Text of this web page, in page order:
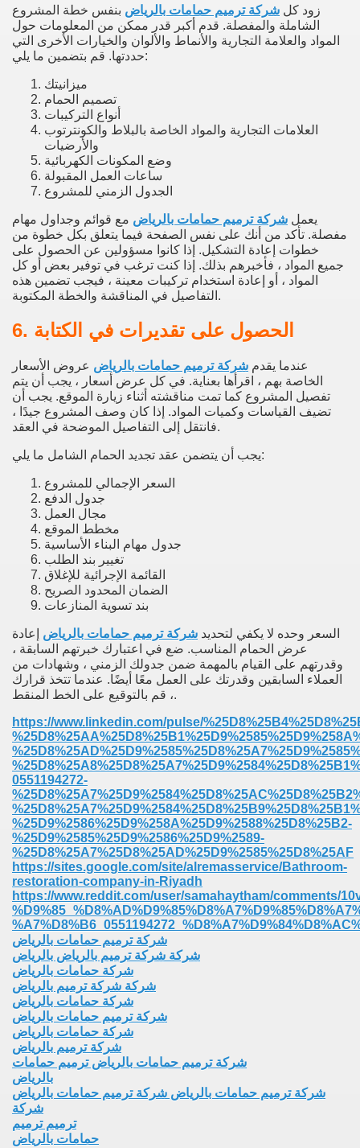
زود كل شركة ترميم حمامات بالرياض بنفس خطة المشروع
الشاملة والمفصلة. قدم أكبر قدر ممكن من المعلومات حول
المواد والعلامة التجارية والأنماط والألوان والخيارات الأخرى التي
حددتها. قم بتضمين ما يلي:
ميزانيتك
تصميم الحمام
أنواع التركيبات
العلامات التجارية والمواد الخاصة بالبلاط والكونترتوب
والأرضيات
وضع المكونات الكهربائية
ساعات العمل المقبولة
الجدول الزمني للمشروع
يعمل شركة ترميم حمامات بالرياض مع قوائم وجداول مهام
مفصلة. تأكد من أنك على نفس الصفحة فيما يتعلق بكل خطوة من
خطوات إعادة التشكيل. إذا كانوا مسؤولين عن الحصول على
جميع المواد ، فأخبرهم بذلك. إذا كنت ترغب في توفير بعض أو كل
المواد ، أو إعادة استخدام تركيبات معينة ، فيجب تضمين هذه
التفاصيل في المناقشة والخطة المكتوبة.
6. الحصول على تقديرات في الكتابة
عندما يقدم شركة ترميم حمامات بالرياض عروض الأسعار
الخاصة بهم ، اقرأها بعناية. في كل عرض أسعار ، يجب أن يتم
تفصيل المشروع كما تمت مناقشته أثناء زيارة الموقع. يجب أن
تضيف القياسات وكميات المواد. إذا كان وصف المشروع جيدًا ،
فانتقل إلى التفاصيل الموضحة في العقد.
يجب أن يتضمن عقد تجديد الحمام الشامل ما يلي:
السعر الإجمالي للمشروع
جدول الدفع
مجال العمل
مخطط الموقع
جدول مهام البناء الأساسية
تغيير بند الطلب
القائمة الإجرائية للإغلاق
الضمان المحدود الصريح
بند تسوية المنازعات
السعر وحده لا يكفي لتحديد شركة ترميم حمامات بالرياض إعادة
عرض الحمام المناسب. ضع في اعتبارك خبرتهم السابقة ،
وقدرتهم على القيام بالمهمة ضمن جدولك الزمني ، وشهادات من
العملاء السابقين وقدرتك على العمل معًا أيضًا. عندما تتخذ قرارك
، قم بالتوقيع على الخط المنقط.
https://www.linkedin.com/pulse/
0551194272-
%25D9%2586%25D9%258A%25D9%2588%25D8%25B2-
%25D9%2585%25D9%2586%25D9%2589-
%25D8%25A7%25D8%25AD%25D9%2585%25D8%25AF
https://sites.google.com/site/alremasservice/Bathroom-
restoration-company-in-Riyadh
https://www.reddit.com/user/samahaytham/comments/
شركة ترميم حمامات بالرياض
شركة شركة ترميم بالرياض بالرياض
شركة حمامات بالرياض
شركة شركة ترميم بالرياض
شركة حمامات بالرياض
شركة ترميم حمامات بالرياض
شركة حمامات بالرياض
شركة ترميم بالرياض
شركة ترميم حمامات بالرياض ترميم حمامات
بالرياض
شركة ترميم حمامات بالرياض شركة ترميم حمامات بالرياض
شركة
ترميم ترميم
حمامات بالرياض